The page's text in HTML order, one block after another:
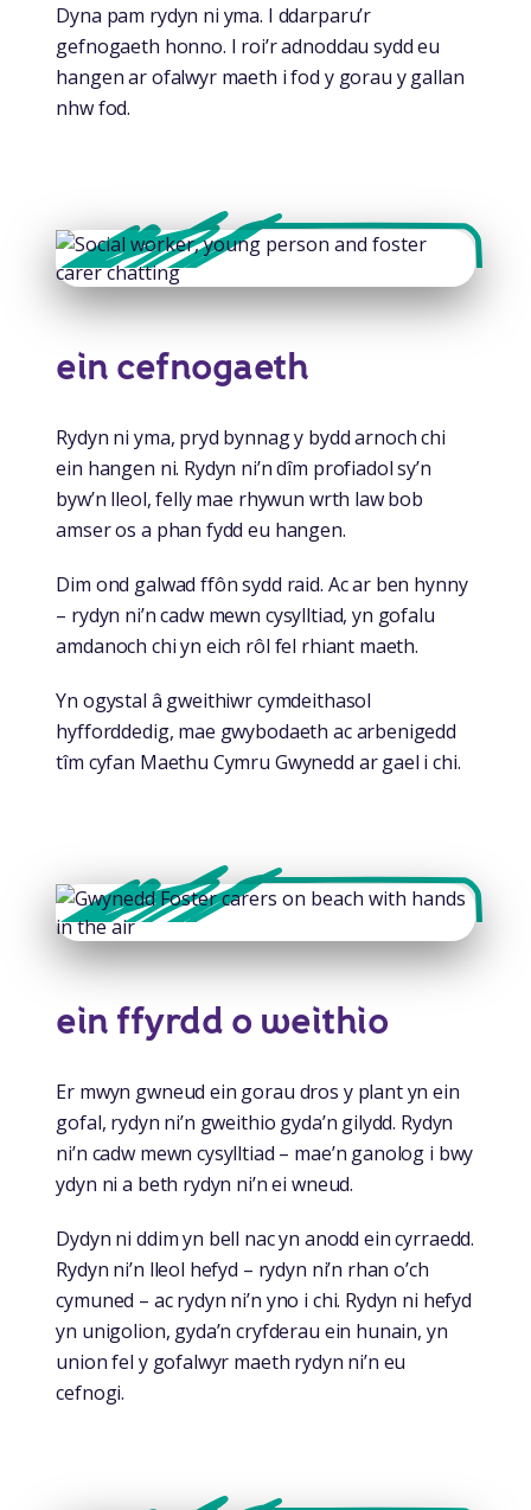
Dyna pam rydyn ni yma. I ddarparu’r
gefnogaeth honno. I roi’r adnoddau sydd eu
hangen ar ofalwyr maeth i fod y gorau y gallan
nhw fod.
ein cefnogaeth
Rydyn ni yma, pryd bynnag y bydd arnoch chi
ein hangen ni. Rydyn ni’n dîm profiadol sy’n
byw’n lleol, felly mae rhywun wrth law bob
amser os a phan fydd eu hangen.
Dim ond galwad ffôn sydd raid. Ac ar ben hynny
– rydyn ni’n cadw mewn cysylltiad, yn gofalu
amdanoch chi yn eich rôl fel rhiant maeth.
Yn ogystal â gweithiwr cymdeithasol
hyfforddedig, mae gwybodaeth ac arbenigedd
tîm cyfan Maethu Cymru Gwynedd ar gael i chi.
ein ffyrdd o weithio
Er mwyn gwneud ein gorau dros y plant yn ein
gofal, rydyn ni’n gweithio gyda’n gilydd. Rydyn
ni’n cadw mewn cysylltiad – mae’n ganolog i bwy
ydyn ni a beth rydyn ni’n ei wneud.
Dydyn ni ddim yn bell nac yn anodd ein cyrraedd.
Rydyn ni’n lleol hefyd – rydyn ni’n rhan o’ch
cymuned – ac rydyn ni’n yno i chi. Rydyn ni hefyd
yn unigolion, gyda’n cryfderau ein hunain, yn
union fel y gofalwyr maeth rydyn ni’n eu
cefnogi.